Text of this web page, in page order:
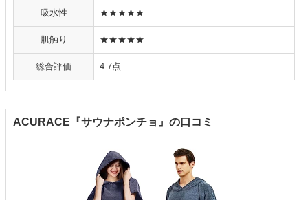
吸水性 ★★★★★
肌触り ★★★★★
総合評価 4.7点
ACURACE『サウナポンチョ』の口コミ